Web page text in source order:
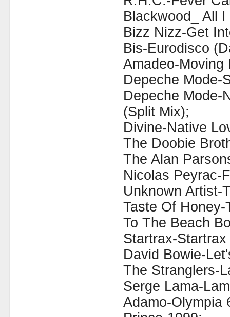
Blackwood_ All
Bizz Nizz-Get
Bis-Eurodisco
Amadeo-Moving
Depeche Mode-
Depeche Mode-
(Split Mix);
Divine-Native
The Doobie
The Alan
Nicolas Peyrac-
Unknown Artist-
Taste Of
To The Beach
Startrax-
David Bowie-
The Stranglers-
Serge Lama-
Adamo-Olympia